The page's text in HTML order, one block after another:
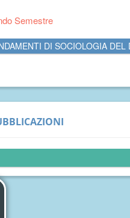
Semestre
DI SOCIOLOGIA